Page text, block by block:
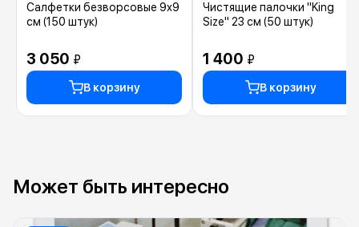
Салфетки безворсовые 9х9
см (150 штук)
3 050 ₽
В корзину
Чистящие палочки "King
Size" 23 см (50 штук)
1 400 ₽
В корзину
Может быть интересно